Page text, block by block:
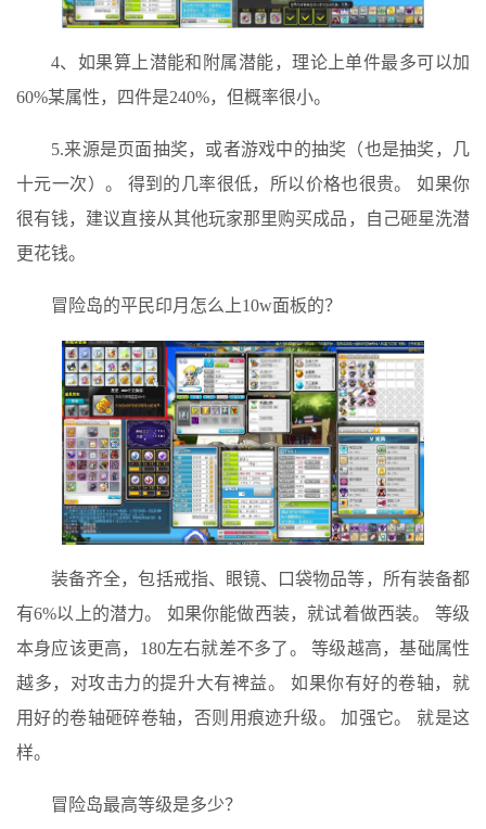
4、如果算上潜能和附属潜能，理论上单件最多可以加
60%某属性，四件是240%，但概率很小。
5.来源是页面抽奖，或者游戏中的抽奖（也是抽奖，几
十元一次）。 得到的几率很低，所以价格也很贵。 如果你
很有钱，建议直接从其他玩家那里购买成品，自己砸星洗潜
更花钱。
冒险岛的平民印月怎么上10w面板的？
装备齐全，包括戒指、眼镜、口袋物品等，所有装备都
有6%以上的潜力。 如果你能做西装，就试着做西装。 等级
本身应该更高，180左右就差不多了。 等级越高，基础属性
越多，对攻击力的提升大有裨益。 如果你有好的卷轴，就
用好的卷轴砸碎卷轴，否则用痕迹升级。 加强它。 就是这
样。
冒险岛最高等级是多少？